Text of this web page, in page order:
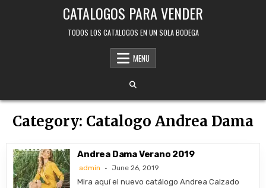
CATALOGOS PARA VENDER
TODOS LOS CATALOGOS EN UN SOLA BODEGA
MENU
Category: Catalogo Andrea Dama
Andrea Dama Verano 2019
admin June 26, 2019
Mira aquí el nuevo catálogo Andrea Calzado